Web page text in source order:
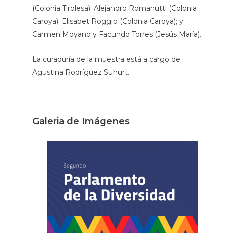
(Colonia Tirolesa); Alejandro Romanutti (Colonia
Caroya); Elisabet Roggio (Colonia Caroya); y
Carmen Moyano y Facundo Torres (Jesús María).
La curaduría de la muestra está a cargo de
Agustina Rodríguez Suhurt.
Galeria de Imágenes